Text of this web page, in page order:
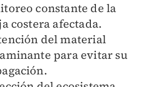
constante de la
costera afectada.
del material
para evitar su